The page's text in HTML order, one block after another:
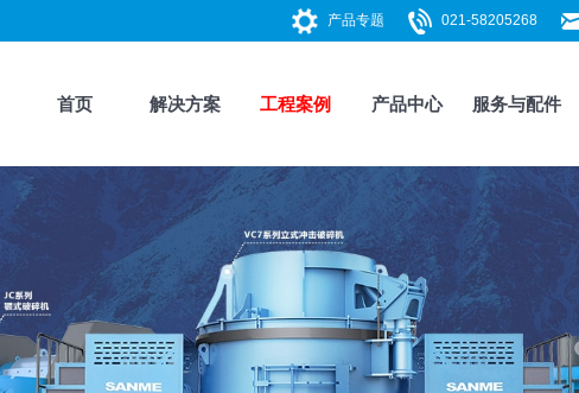
021-58205268
产品专题
首页 解决方案 工程案例 产品中心 服务与配件